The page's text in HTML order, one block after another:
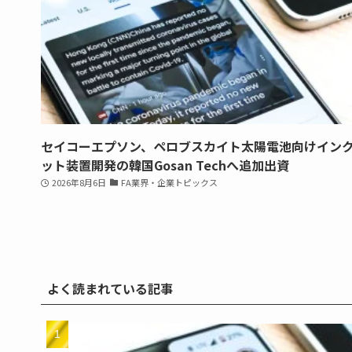
セイコーエプソン、ペロブスカイト太陽電池向けイン
ット装置開発の韓国Gosan Techへ追加出資
2026年8月6日 FA業界・企業トピックス
よく読まれている記事